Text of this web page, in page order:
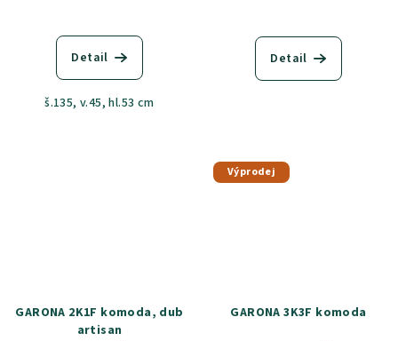
Detail
š.135, v.45, hl.53 cm
Detail
GARONA 2K1F komoda, dub
artisan
Výprodej
GARONA 3K3F komoda